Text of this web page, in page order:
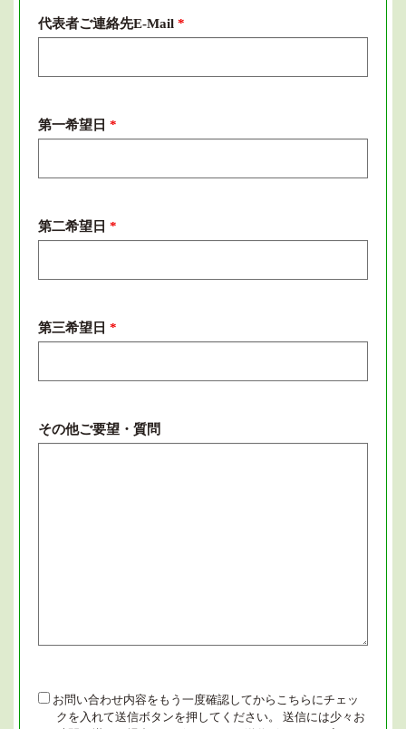
代表者ご連絡先E-Mail *
第一希望日 *
第二希望日 *
第三希望日 *
その他ご要望・質問
confirm
お問い合わせ内容をもう一度確認してからこちらにチェッ
クを入れて送信ボタンを押してください。 送信には少々お